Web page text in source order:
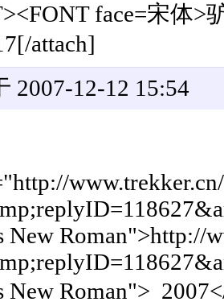
face=宋体>
attach]
2007-12-12 15:54
New Roman">http://
New Roman">